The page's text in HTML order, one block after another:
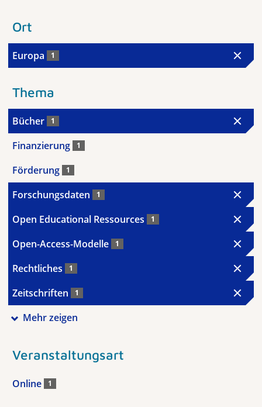
Ort
Europa 1
Thema
Bücher 1
Finanzierung 1
Förderung 1
Forschungsdaten 1
Open Educational Ressources 1
Open-Access-Modelle 1
Rechtliches 1
Zeitschriften 1
Mehr zeigen
Veranstaltungsart
Online 1